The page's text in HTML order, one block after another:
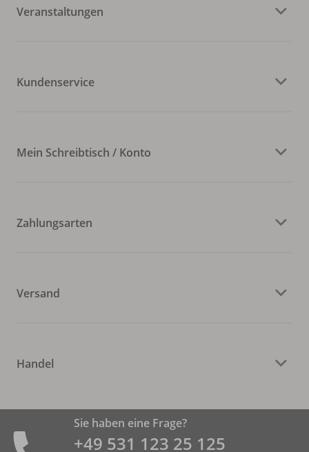
Veranstaltungen
Kundenservice
Mein Schreibtisch / Konto
Zahlungsarten
Versand
Handel
Sie haben eine Frage?
+49 531 ­123 25 125